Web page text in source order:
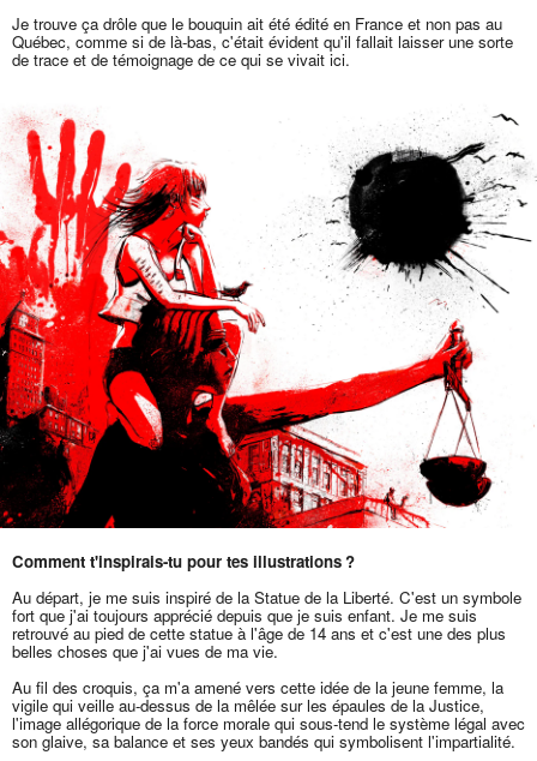
Je trouve ça drôle que le bouquin ait été édité en France et non pas au
Québec, comme si de là-bas, c'était évident qu'il fallait laisser une sorte
de trace et de témoignage de ce qui se vivait ici.
Comment t'inspirais-tu pour tes illustrations ?
Au départ, je me suis inspiré de la Statue de la Liberté. C'est un symbole
fort que j'ai toujours apprécié depuis que je suis enfant. Je me suis
retrouvé au pied de cette statue à l'âge de 14 ans et c'est une des plus
belles choses que j'ai vues de ma vie.
Au fil des croquis, ça m'a amené vers cette idée de la jeune femme, la
vigile qui veille au-dessus de la mêlée sur les épaules de la Justice,
l'image allégorique de la force morale qui sous-tend le système légal avec
son glaive, sa balance et ses yeux bandés qui symbolisent l'impartialité.